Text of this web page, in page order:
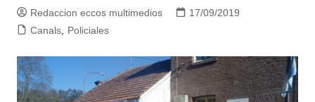
Redaccion eccos multimedios
17/09/2019
Canals, Policiales